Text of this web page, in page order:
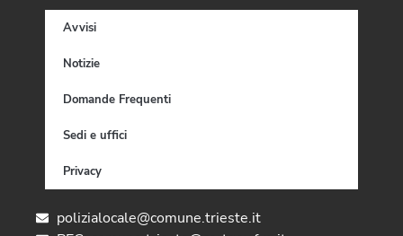
Avvisi
Notizie
Domande Frequenti
Sedi e uffici
Privacy
polizialocale@comune.trieste.it